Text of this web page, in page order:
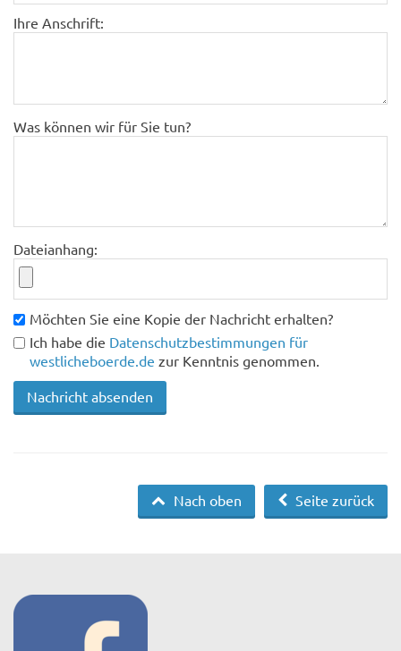
Ihre Anschrift:
Was können wir für Sie tun?
Dateianhang:
Möchten Sie eine Kopie der Nachricht erhalten?
Ich habe die Datenschutzbestimmungen für
westlicheboerde.de zur Kenntnis genommen.
Seite zurück
Nach oben